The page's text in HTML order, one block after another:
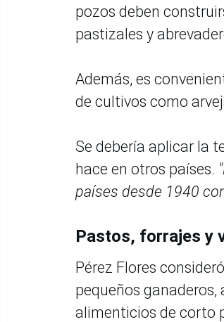
pozos deben
pastizales y
Además, es
de cultivos como
Se debería aplicar la
hace en otros países.
países desde 1940
Pastos, forrajes y
Pérez Flores
pequeños
alimenticios de corto